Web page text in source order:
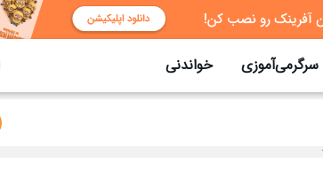
سرگرمی‌آموزی خواندنی